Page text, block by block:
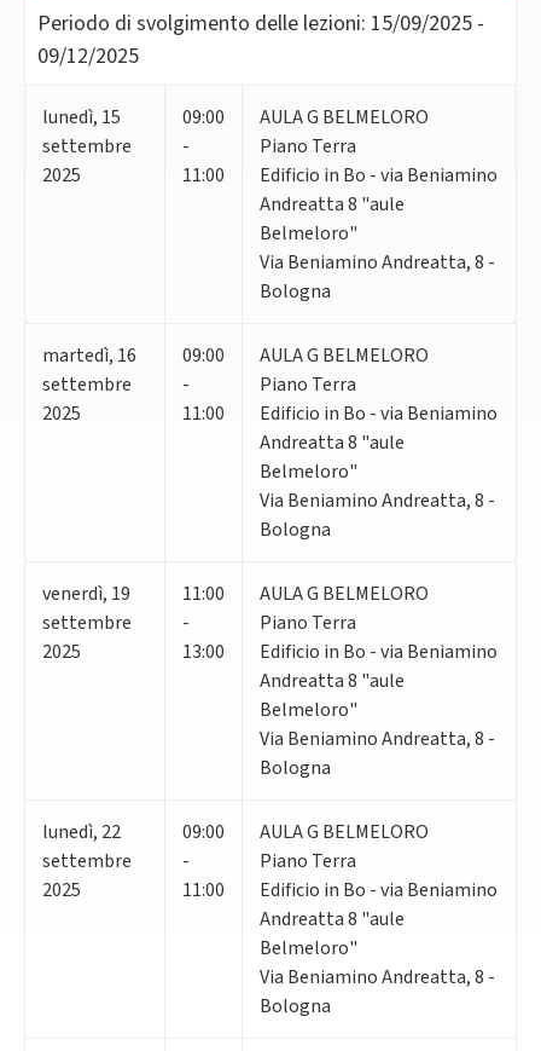
Periodo di svolgimento delle lezioni: 15/09/2025 -
09/12/2025
lunedì, 15
settembre
2025
09:00
-
11:00
AULA G BELMELORO
Piano Terra
Edificio in Bo - via Beniamino
Andreatta 8 "aule
Belmeloro"
Via Beniamino Andreatta, 8 -
Bologna
martedì, 16
settembre
2025
09:00
-
11:00
AULA G BELMELORO
Piano Terra
Edificio in Bo - via Beniamino
Andreatta 8 "aule
Belmeloro"
Via Beniamino Andreatta, 8 -
Bologna
venerdì, 19
settembre
2025
11:00
-
13:00
AULA G BELMELORO
Piano Terra
Edificio in Bo - via Beniamino
Andreatta 8 "aule
Belmeloro"
Via Beniamino Andreatta, 8 -
Bologna
lunedì, 22
settembre
2025
09:00
-
11:00
AULA G BELMELORO
Piano Terra
Edificio in Bo - via Beniamino
Andreatta 8 "aule
Belmeloro"
Via Beniamino Andreatta, 8 -
Bologna